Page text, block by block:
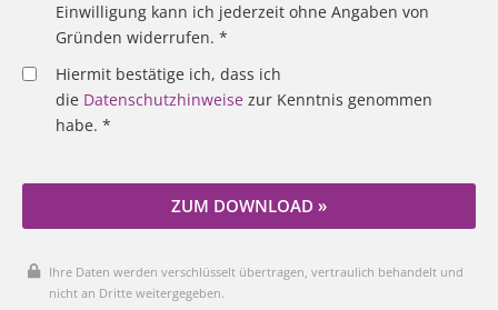
Einwilligung kann ich jederzeit ohne Angaben von
Gründen widerrufen. *
Hiermit bestätige ich, dass ich
die Datenschutzhinweise zur Kenntnis genommen
habe. *
ZUM DOWNLOAD »
Ihre Daten werden verschlüsselt übertragen, vertraulich behandelt und
nicht an Dritte weitergegeben.